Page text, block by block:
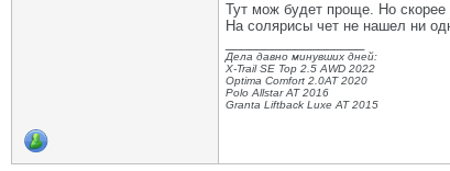
Тут мож будет проще. Но скорее
На солярисы чет не нашел ни
Дела давно минувших дней:
X-Trail SE Top 2.5 AWD 2022
Optima Comfort 2.0AT 2020
Polo Allstar AT 2016
Granta Liftback Luxe AT 2015